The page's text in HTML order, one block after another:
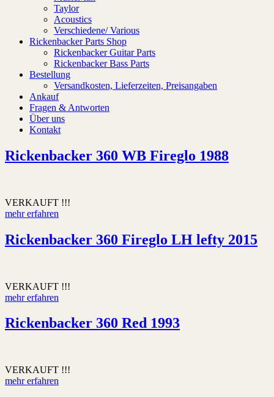
Taylor
Acoustics
Verschiedene/ Various
Rickenbacker Parts Shop
Rickenbacker Guitar Parts
Rickenbacker Bass Parts
Bestellung
Versandkosten, Lieferzeiten, Preisangaben
Ankauf
Fragen & Antworten
Über uns
Kontakt
Rickenbacker 360 WB Fireglo 1988
VERKAUFT !!!
mehr erfahren
Rickenbacker 360 Fireglo LH lefty 2015
VERKAUFT !!!
mehr erfahren
Rickenbacker 360 Red 1993
VERKAUFT !!!
mehr erfahren